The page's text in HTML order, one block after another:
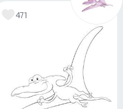
471